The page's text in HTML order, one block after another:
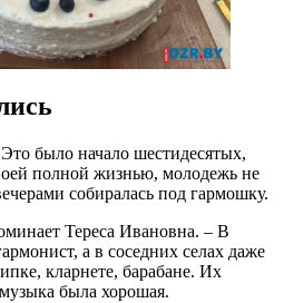
было начало шестидесятых,
полной жизнью, молодежь не
собиралась под гармошку.
Тереса Ивановна. – В
а в соседних селах даже
кларнете, барабане. Их
была хорошая.